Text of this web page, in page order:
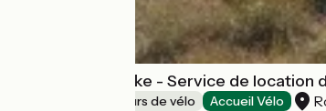
Boutique JLN Bike - Service de
Loueurs/réparateurs de vélo Accueil Vélo